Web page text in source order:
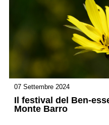
07 Settembre 2024
Il festival del Ben-
Monte Barro